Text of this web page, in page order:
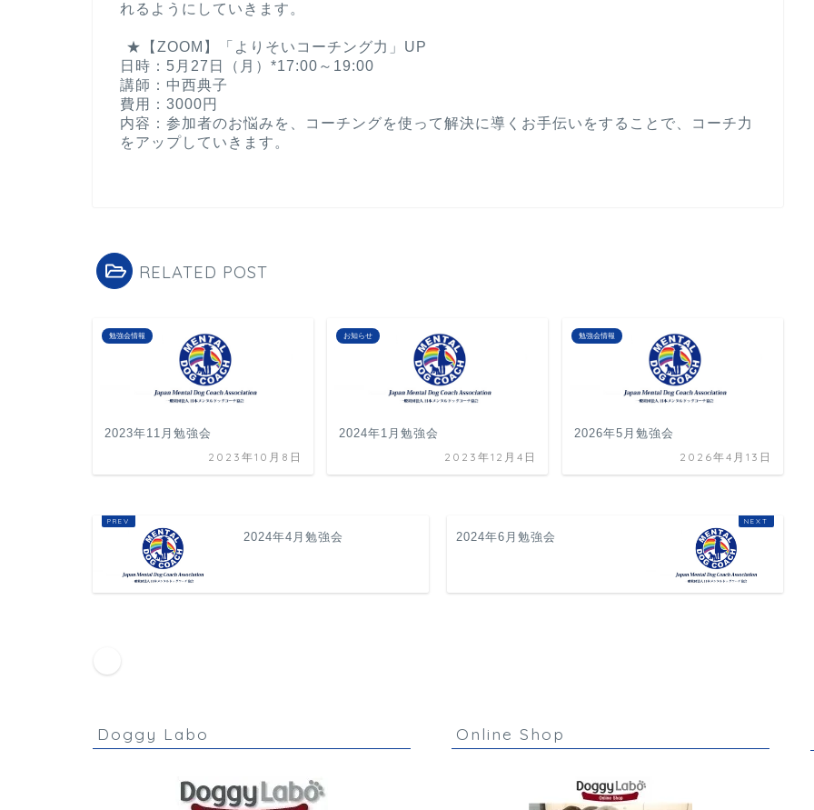
れるようにしていきます。
ㅤ ㅤ★【ZOOM】「よりそいコーチング力」UP
日時：5月27日（月）*17:00～19:00
講師：中西典子
費用：3000円
内容：参加者のお悩みを、コーチングを使って解決に導くお手伝いをすることで、コーチ力
をアップしていきます。 ㅤ ㅤㅤ ㅤ
RELATED POST
勉強会情報
2023年11月勉強会
2023年10月8日
お知らせ
2024年1月勉強会
2023年12月4日
勉強会情報
2026年5月勉強会
2026年4月13日
2024年4月勉強会 2024年6月勉強会
Doggy Labo Online Shop